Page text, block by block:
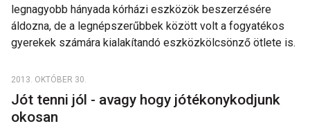
legnagyobb hányada kórházi eszközök beszerzésére
áldozna, de a legnépszerűbbek között volt a fogyatékos
gyerekek számára kialakítandó eszközkölcsönző ötlete is.
2013. OKTÓBER 30.
Jót tenni jól - avagy hogy jótékonykodjunk
okosan